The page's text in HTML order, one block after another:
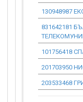
130948987
831642181
101756418
201703950
203533468